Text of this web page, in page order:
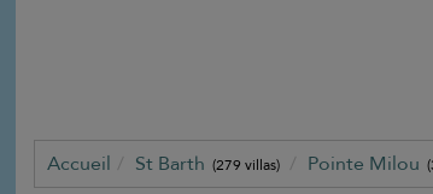
Accueil St Barth (279 villas) Pointe Milou